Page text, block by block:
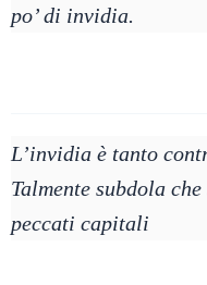
po’ di invidia.
L’invidia è tanto
Talmente subdola
peccati capitali